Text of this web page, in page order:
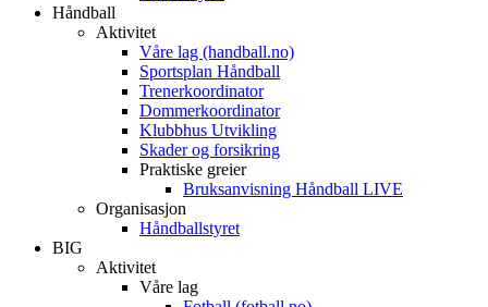
Håndball
Aktivitet
Våre lag (handball.no)
Sportsplan Håndball
Trenerkoordinator
Dommerkoordinator
Klubbhus Utvikling
Skader og forsikring
Praktiske greier
Bruksanvisning Håndball LIVE
Organisasjon
Håndballstyret
BIG
Aktivitet
Våre lag